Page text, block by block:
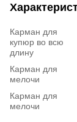
Карман для
купюр во всю
длину
Карман для
мелочи
Карман для
мелочи